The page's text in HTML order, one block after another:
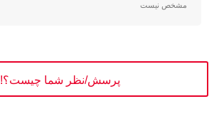
مشخص نیست
پرسش/نظر شما چیست؟!